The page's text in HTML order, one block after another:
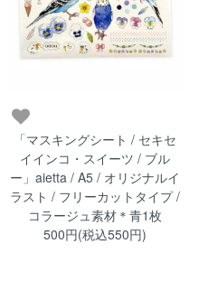
「マスキングシート / セキセ
イインコ・スイーツ / ブル
ー」aietta / A5 / オリジナルイ
ラスト / フリーカットタイプ /
コラージュ素材＊青1枚
500円(税込550円)